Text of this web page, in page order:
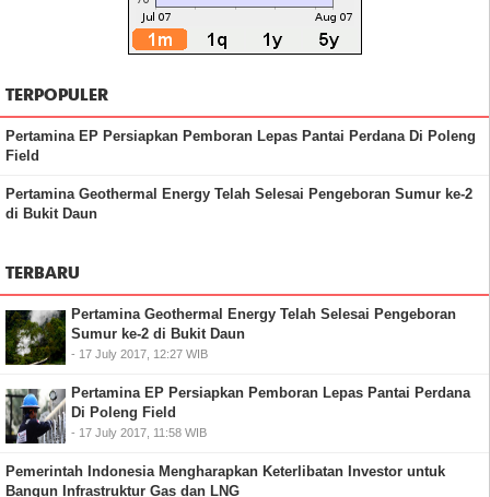
TERPOPULER
Pertamina EP Persiapkan Pemboran Lepas Pantai Perdana Di Poleng
Field
Pertamina Geothermal Energy Telah Selesai Pengeboran Sumur ke-2
di Bukit Daun
TERBARU
Pertamina Geothermal Energy Telah Selesai Pengeboran
Sumur ke-2 di Bukit Daun
- 17 July 2017, 12:27 WIB
Pertamina EP Persiapkan Pemboran Lepas Pantai Perdana
Di Poleng Field
- 17 July 2017, 11:58 WIB
Pemerintah Indonesia Mengharapkan Keterlibatan Investor untuk
Bangun Infrastruktur Gas dan LNG